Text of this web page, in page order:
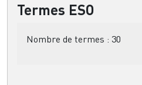
Termes ESO
Nombre de termes : 30